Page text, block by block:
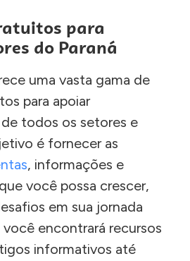
para
do Paraná
uma vasta gama de
para apoiar
todos os setores e
é fornecer as
, informações e
você possa crescer,
em sua jornada
você encontrará recursos
informativos até